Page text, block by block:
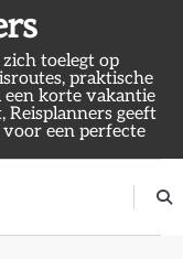
toelegt op
praktische
een korte vakantie
Reisplanners geeft
een perfecte